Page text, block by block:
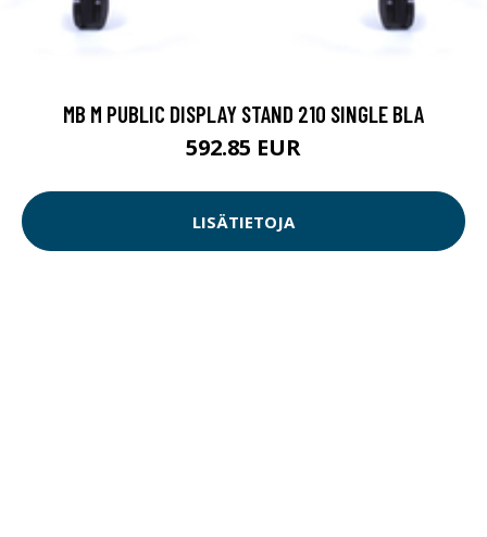
MB M PUBLIC DISPLAY STAND 210 SINGLE BLA
592.85 EUR
LISÄTIETOJA